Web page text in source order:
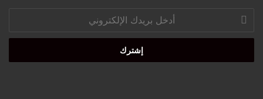
أدخل
بريدك
الإلكتروني